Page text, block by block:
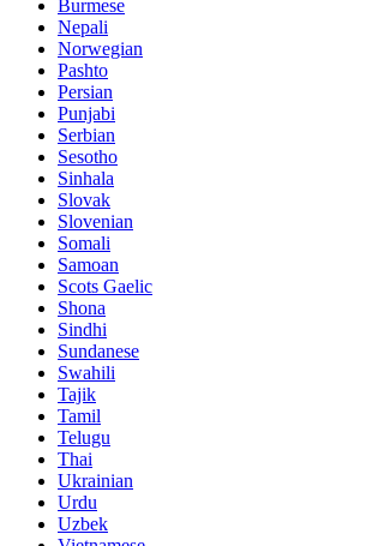
Burmese
Nepali
Norwegian
Pashto
Persian
Punjabi
Serbian
Sesotho
Sinhala
Slovak
Slovenian
Somali
Samoan
Scots Gaelic
Shona
Sindhi
Sundanese
Swahili
Tajik
Tamil
Telugu
Thai
Ukrainian
Urdu
Uzbek